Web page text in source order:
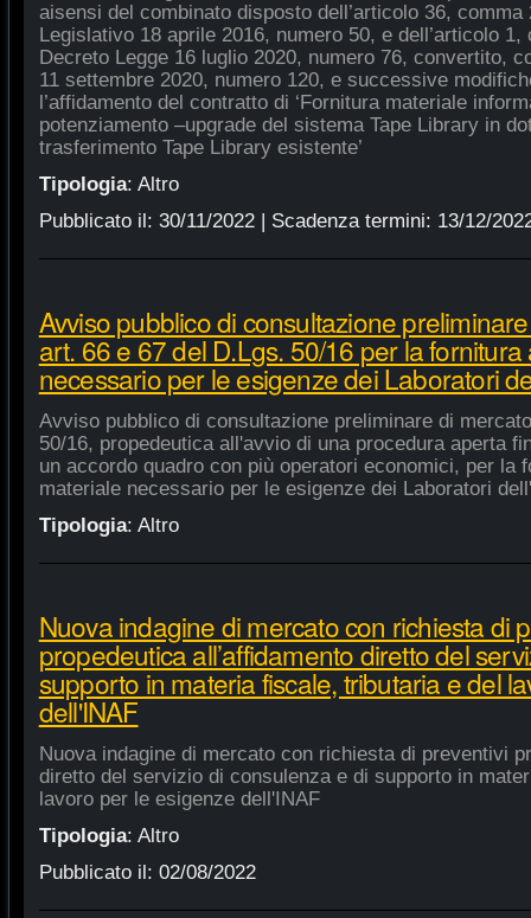
aisensi del combinato disposto dell’articolo 36,
Legislativo 18 aprile 2016, numero 50, e dell’articolo
Decreto Legge 16 luglio 2020, numero 76, convertito,
11 settembre 2020, numero 120, e successive
l’affidamento del contratto di ‘Fornitura materiale
potenziamento –upgrade del sistema Tape Library in
trasferimento Tape Library esistente’
Tipologia: Altro
Pubblicato il: 30/11/2022| Scadenza termini: 13/12/
Avviso pubblico di consultazione
art. 66 e 67 del D.Lgs. 50/16 per la
necessario per le esigenze dei Laboratori
Avviso pubblico di consultazione preliminare di
50/16, propedeutica all'avvio di una procedura aperta
un accordo quadro con più operatori economici, per la
materiale necessario per le esigenze dei Laboratori
Tipologia: Altro
Nuova indagine di mercato con richiesta di
propedeutica all’affidamento diretto del
supporto in materia fiscale, tributaria e del
dell'INAF
Nuova indagine di mercato con richiesta di preventivi
diretto del servizio di consulenza e di supporto in
lavoro per le esigenze dell'INAF
Tipologia: Altro
Pubblicato il: 02/08/2022